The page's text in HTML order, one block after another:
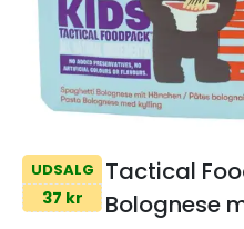
UDSALG
37 kr
Tactical
Bolognese